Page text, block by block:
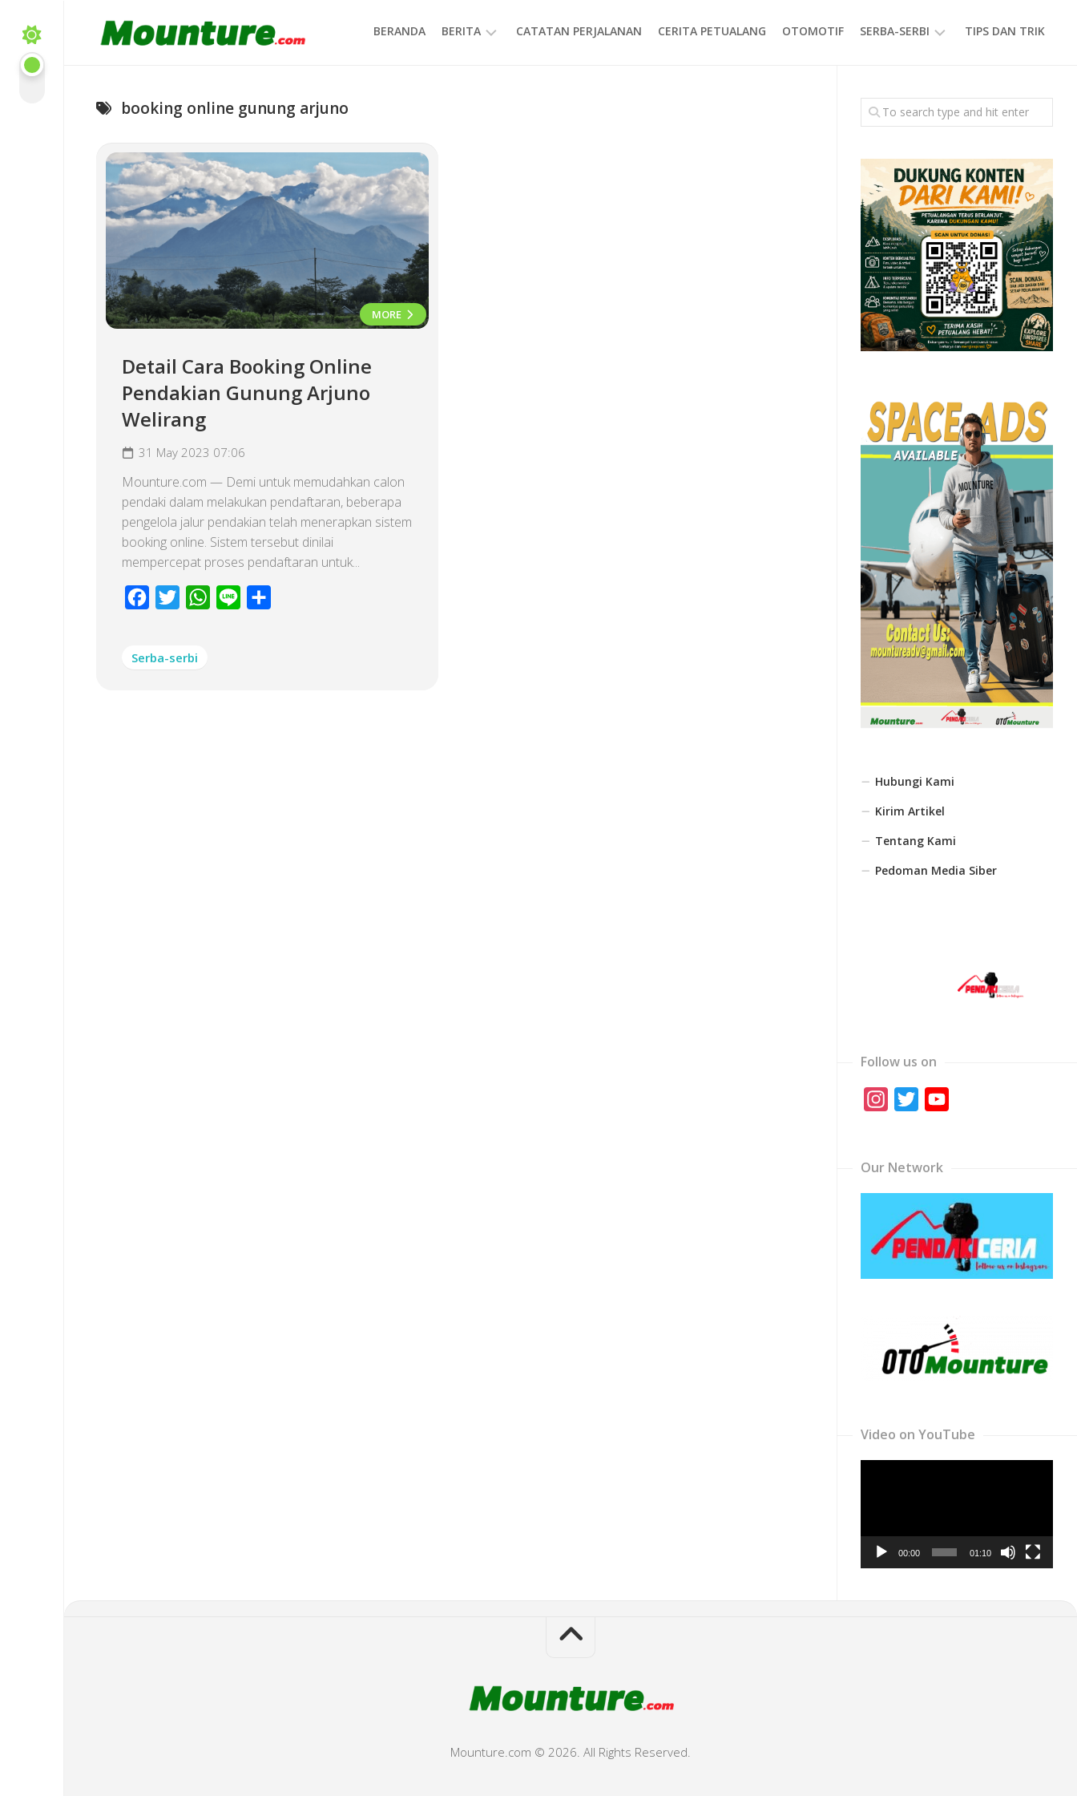
content
BERANDA BERITA CATATAN PERJALANAN CERITA PETUALANG OTOMOTIF SERBA-SERBI
GAYA
HIDUP
TIPS DAN TRIK
booking online gunung arjuno
MORE
Detail Cara Booking Online
Pendakian Gunung Arjuno
Welirang
31 May 2023 07:06
Mounture.com — Demi untuk memudahkan calon
pendaki dalam melakukan pendaftaran, beberapa
pengelola jalur pendakian telah menerapkan sistem
booking online. Sistem tersebut dinilai
mempercepat proses pendaftaran untuk...
Facebook
Twitter WhatsApp
Line
Serba-serbi
Hubungi Kami
Kirim Artikel
Tentang Kami
Pedoman Media Siber
Follow us on
Instagram
Twitter
Our Network
Video on YouTube
00:00 01:10
Mounture.com © 2026. All Rights Reserved.